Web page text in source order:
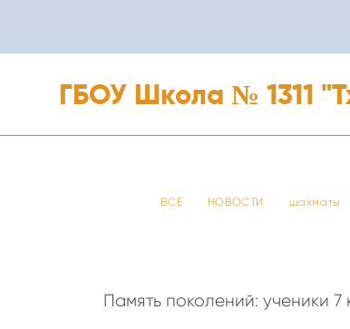
ГБОУ Школа № 1311
ВСЕ НОВОСТИ шахматы
Память поколений: ученики